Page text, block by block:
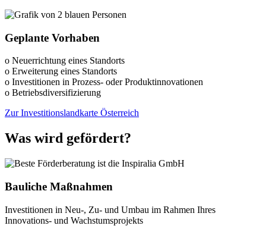
Geplante Vorhaben
o Neuerrichtung eines Standorts
o Erweiterung eines Standorts
o Investitionen in Prozess- oder Produktinnovationen
o Betriebsdiversifizierung
Zur Investitionslandkarte Österreich
Was wird gefördert?
Bauliche Maßnahmen
Investitionen in Neu-, Zu- und Umbau im Rahmen Ihres
Innovations- und Wachstumsprojekts